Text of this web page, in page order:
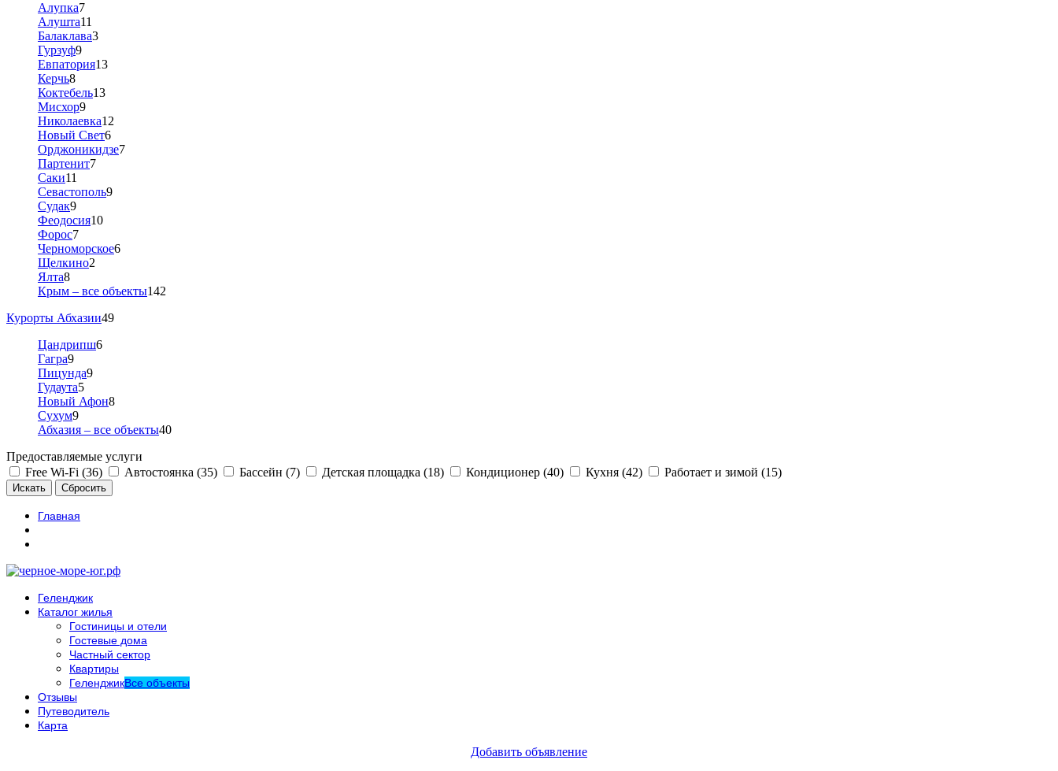
Алупка7
Алушта11
Балаклава3
Гурзуф9
Евпатория13
Керчь8
Коктебель13
Мисхор9
Николаевка12
Новый Свет6
Орджоникидзе7
Партенит7
Саки11
Севастополь9
Судак9
Феодосия10
Форос7
Черноморское6
Щелкино2
Ялта8
Крым – все объекты142
Курорты Абхазии49
Цандрипш6
Гагра9
Пицунда9
Гудаута5
Новый Афон8
Сухум9
Абхазия – все объекты40
Предоставляемые услуги
Free Wi-Fi (36)
Автостоянка (35) Бассейн (7) Детская площадка (18) Кондиционер (40) Кухня (42) Работает и зимой (15)
Главная
Геленджик
Каталог жилья
Гостиницы и отели
Гостевые дома
Частный сектор
Квартиры
ГеленджикВсе объекты
Отзывы
Путеводитель
Карта
Добавить объявление